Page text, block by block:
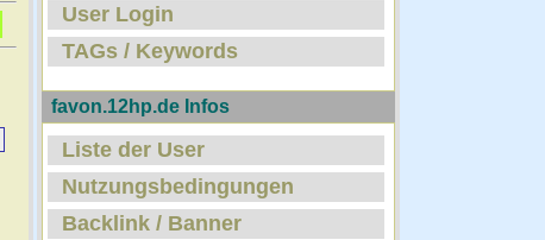
User Login
TAGs / Keywords
favon.12hp.de Infos
Liste der User
Nutzungsbedingungen
Backlink / Banner